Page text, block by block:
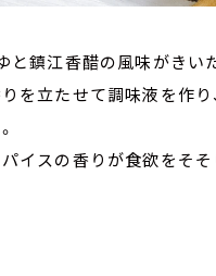
と鎮江香醋の風味がきい
を立たせて調味液を作
イスの香りが食欲をそそ